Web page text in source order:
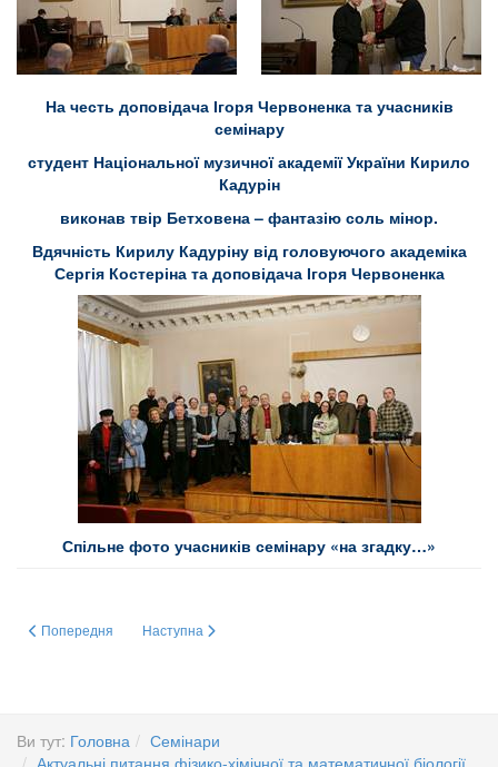
На честь доповідача Ігоря Червоненка та учасників
семінару
студент Національної музичної академії України Кирило
Кадурін
виконав твір Бетховена – фантазію соль мінор.
Вдячність Кирилу Кадуріну від головуючого академіка
Сергія Костеріна та доповідача Ігоря Червоненка
Спільне фото учасників семінару «на згадку…»
Попередня стаття: КАЛІКСАРЕНИ ЯК СТИМУЛЯТОРИ ЕНЕРГЕТИКИ
Попередня Наступна стаття: КРАСА, БАГАТОГРАННІСТЬ ТА
Наступна
Ви тут: Головна
Семінари
Актуальні питання фізико-хімічної та математичної біології